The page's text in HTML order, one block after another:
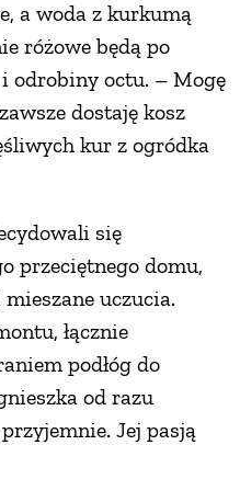
a woda z kurkumą
różowe będą po
odrobiny octu. – Mogę
dostaję kosz
kur z ogródka
się
przeciętnego domu,
uczucia.
łącznie
podłóg do
od razu
Jej pasją